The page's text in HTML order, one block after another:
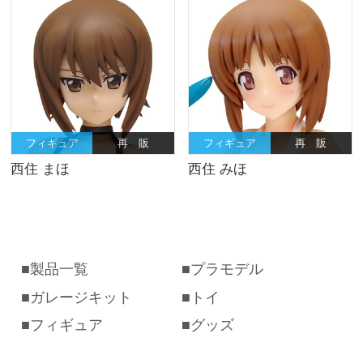
フィギュア 再 販
西住 まほ
フィギュア 再 販
西住 みほ
製品一覧
プラモデル
ガレージキット
トイ
フィギュア
グッズ